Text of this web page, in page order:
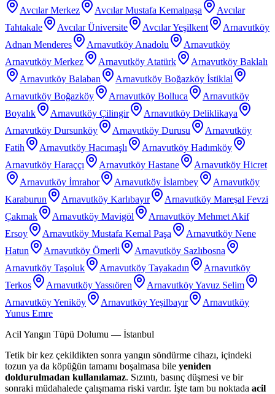
Avcılar Merkez Avcılar Mustafa Kemalpaşa
Avcılar
Tahtakale
Avcılar Üniversite Avcılar Yeşilkent
Arnavutköy
Adnan Menderes
Arnavutköy Anadolu
Arnavutköy
Arnavutköy Merkez
Arnavutköy Atatürk
Arnavutköy Baklalı
Arnavutköy Balaban
Arnavutköy Boğazköy İstiklal
Arnavutköy Boğazköy
Arnavutköy Bolluca
Arnavutköy
Boyalık
Arnavutköy Çilingir
Arnavutköy Deliklikaya
Arnavutköy Dursunköy
Arnavutköy Durusu
Arnavutköy
Fatih
Arnavutköy Hacımaşlı
Arnavutköy Hadımköy
Arnavutköy Haraççı
Arnavutköy Hastane
Arnavutköy Hicret
Arnavutköy İmrahor
Arnavutköy İslambey
Arnavutköy
Karaburun
Arnavutköy Karlıbayır
Arnavutköy Mareşal Fevzi
Çakmak
Arnavutköy Mavigöl
Arnavutköy Mehmet Akif
Ersoy
Arnavutköy Mustafa Kemal Paşa
Arnavutköy Nene
Hatun
Arnavutköy Ömerli
Arnavutköy Sazlıbosna
Arnavutköy Taşoluk
Arnavutköy Tayakadın
Arnavutköy
Terkos
Arnavutköy Yassıören
Arnavutköy Yavuz Selim
Arnavutköy Yeniköy
Arnavutköy Yeşilbayır
Arnavutköy
Yunus Emre
Acil Yangın Tüpü Dolumu — İstanbul
Tetik bir kez çekildikten sonra yangın söndürme cihazı, içindeki
tozun ya da köpüğün tamamı boşalmasa bile yeniden
doldurulmadan kullanılamaz. Sızıntı, basınç düşmesi ve bir
sonraki müdahalede çalışmama riski vardır. İşte tam bu noktada acil